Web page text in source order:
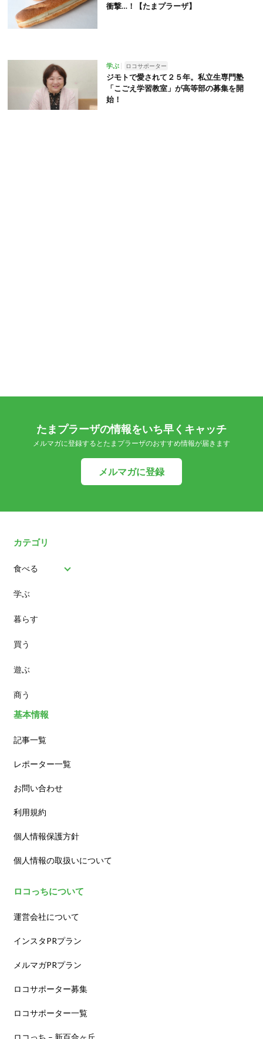
衝撃…！【たまプラーザ】
学ぶ ロコサポーター
ジモトで愛されて２５年。私立生専門塾
「こごえ学習教室」が高等部の募集を開
始！
たまプラーザの情報をいち早くキャッチ
メルマガに登録するとたまプラーザのおすすめ情報が届きます
メルマガに登録
カテゴリ
食べる
パン
スイーツ
ランチ
カフェ
学ぶ
暮らす
買う
遊ぶ
商う
基本情報
記事一覧
レポーター一覧
お問い合わせ
利用規約
個人情報保護方針
個人情報の取扱いについて
ロコっちについて
運営会社について
インスタPRプラン
メルマガPRプラン
ロコサポーター募集
ロコサポーター一覧
ロコっち – 新百合ヶ丘